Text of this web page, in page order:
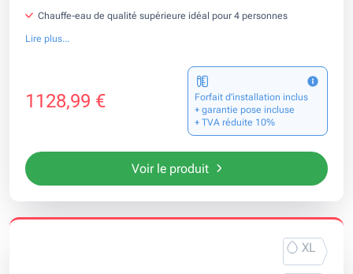
Chauffe-eau de qualité supérieure idéal pour 4 personnes
Lire plus...
1128,99 €
Forfait d’installation inclus
+ garantie pose incluse
+ TVA réduite 10%
Voir le produit
XL